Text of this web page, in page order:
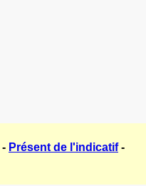
- Présent de l'indicatif-